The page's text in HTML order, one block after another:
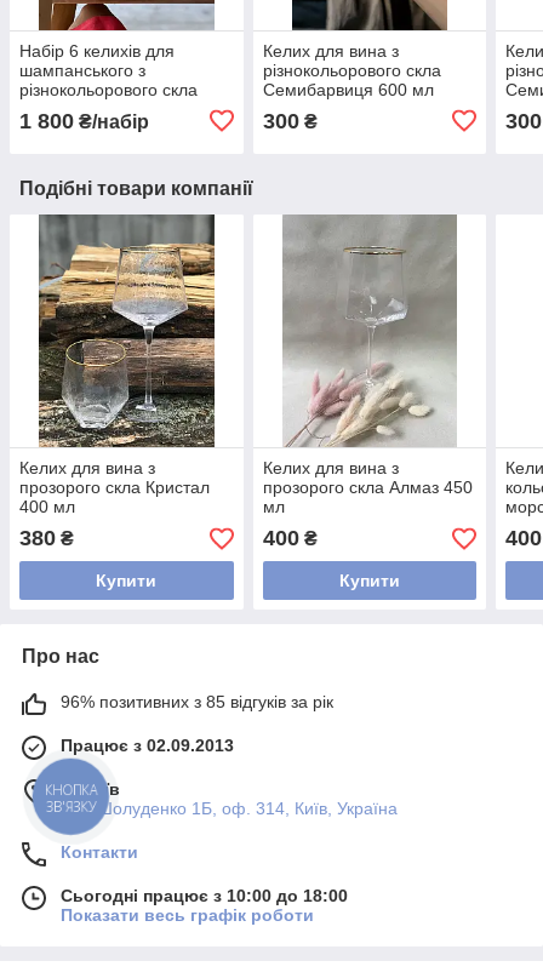
Набір 6 келихів для
шампанського з
різнокольорового скла
1 800 ₴/набір
Келих для вина з
різнокольорового скла
Семибарвиця 600 мл
300₴ 300
Подібні товари компанії
Келих для вина з
прозорого скла Кристал
400 мл
380 ₴
Купити
Келих для вина з
прозорого скла Алмаз 450
мл
400₴
Купити
400
Про нас
96% позитивних з 85 відгуків за рік
Працює з 02.09.2013
м. Київ
вул. Шолуденко 1Б, оф. 314, Київ, Україна
Контакти
Сьогодні працює з 10:00 до 18:00
Показати весь графік роботи
КНОПКА
ЗВ'ЯЗКУ